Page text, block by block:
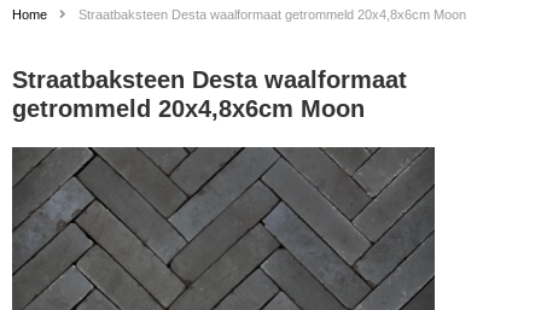
Home Straatbaksteen Desta waalformaat getrommeld 20x4,8x6cm Moon
Straatbaksteen Desta waalformaat
getrommeld 20x4,8x6cm Moon